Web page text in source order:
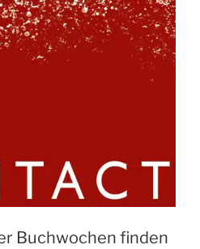
Buchwochen finden